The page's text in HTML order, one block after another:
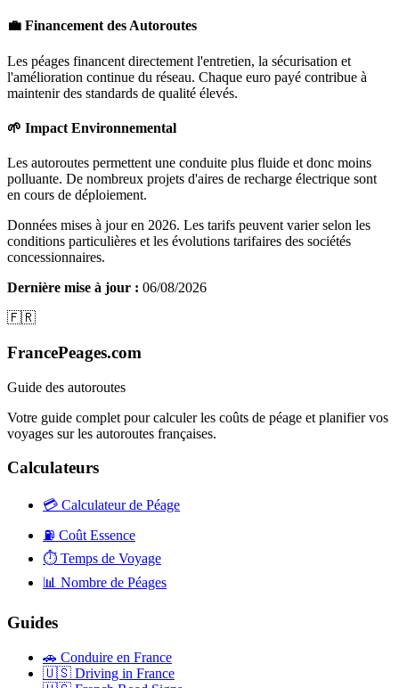
💼 Financement des Autoroutes
Les péages financent directement l'entretien, la sécurisation et
l'amélioration continue du réseau. Chaque euro payé contribue à
maintenir des standards de qualité élevés.
🌱 Impact Environnemental
Les autoroutes permettent une conduite plus fluide et donc moins
polluante. De nombreux projets d'aires de recharge électrique sont
en cours de déploiement.
Données mises à jour en 2026. Les tarifs peuvent varier selon les
conditions particulières et les évolutions tarifaires des sociétés
concessionnaires.
Dernière mise à jour : 06/08/2026
🇫🇷
FrancePeages.com
Guide des autoroutes
Votre guide complet pour calculer les coûts de péage et planifier vos
voyages sur les autoroutes françaises.
Calculateurs
💳 Calculateur de Péage
⛽ Coût Essence
⏱️ Temps de Voyage
📊 Nombre de Péages
Guides
🚗 Conduire en France
🇺🇸 Driving in France